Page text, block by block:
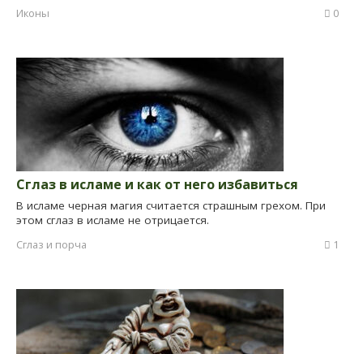
Иконы
0
Сглаз в исламе и как от него избавиться
В исламе черная магия считается страшным грехом. При
этом сглаз в исламе не отрицается.
Сглаз и порча
1